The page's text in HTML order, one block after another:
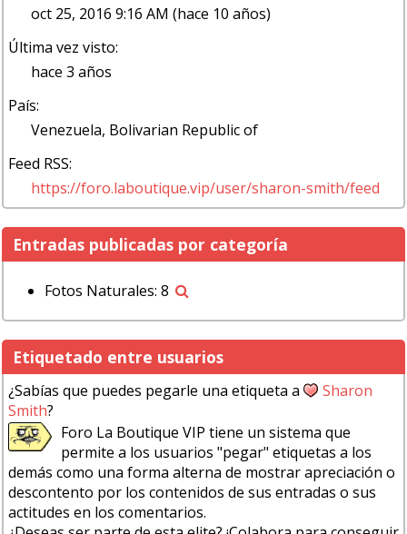
oct 25, 2016 9:16 AM (hace 10 años)
Última vez visto:
hace 3 años
País:
Venezuela, Bolivarian Republic of
Feed RSS:
https://foro.laboutique.vip/user/sharon-smith/feed
Entradas publicadas por categoría
Fotos Naturales: 8
Etiquetado entre usuarios
¿Sabías que puedes pegarle una etiqueta a
Sharon
Smith?
Foro La Boutique VIP tiene un sistema que
permite a los usuarios "pegar" etiquetas a los
demás como una forma alterna de mostrar apreciación o
descontento por los contenidos de sus entradas o sus
actitudes en los comentarios.